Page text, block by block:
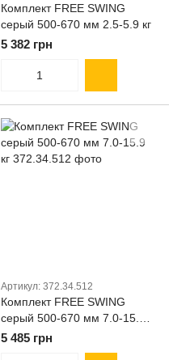
Комплект FREE SWING
серый 500-670 мм 2.5-5.9 кг
5 382 грн
Артикул: 372.34.512
Комплект FREE SWING
серый 500-670 мм 7.0-15.9
кг
5 485 грн